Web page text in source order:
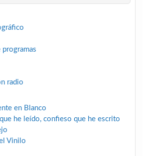
radio
en Blanco
he leído, confieso que he escrito
Vinilo